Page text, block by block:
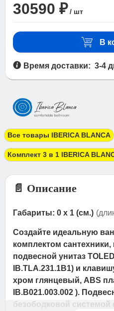
30590 ₽ / шт
В
Время доставки: 3-4
Все товары IBERICA BLANCA
Комплект 3 в 1 IBERICA
📄 Описание
Габариты: 0 x 1 (см.)
Создайте идеальную
комплектом
подвесной унитаз
IB.TLA.231.1B1) и
хром глянцевый, ABS
IB.B021.003.002 ).
безободковой